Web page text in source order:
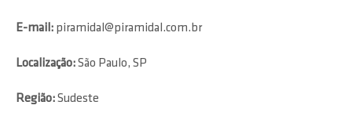
E-mail: piramidal@piramidal.com.br
Localização:São Paulo, SP
Região:Sudeste